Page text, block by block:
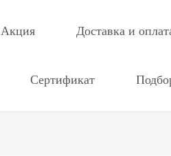
Акция Доставка и
Сертификат